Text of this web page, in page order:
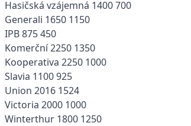
Hasičská vzájemná 1400 700
Generali 1650 1150
IPB 875 450
Komerční 2250 1350
Kooperativa 2250 1000
Slavia 1100 925
Union 2016 1524
Victoria 2000 1000
Winterthur 1800 1250